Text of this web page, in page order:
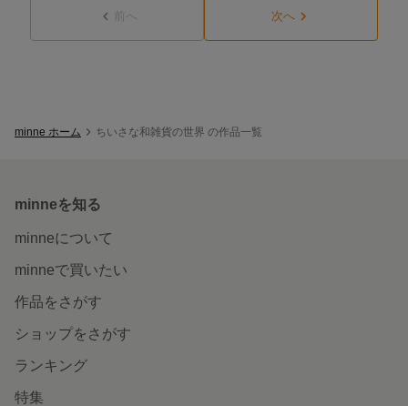
前へ 次へ
minne ホーム ちいさな和雑貨の世界 の作品一覧
minneを知る
minneについて
minneで買いたい
作品をさがす
ショップをさがす
ランキング
特集